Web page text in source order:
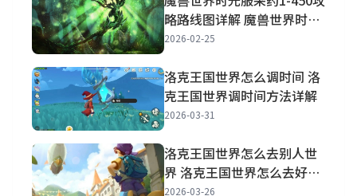
略路线图详解 魔兽世界时光
服采药1到450升级路线推荐
2026-02-25
洛克王国世界怎么调时间 洛
克王国世界调时间方法详解
2026-03-31
洛克王国世界怎么去别人世
界 洛克王国世界怎么去好友
世界抓宠物
2026-03-26